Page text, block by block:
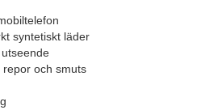
syntetiskt läder
och smuts